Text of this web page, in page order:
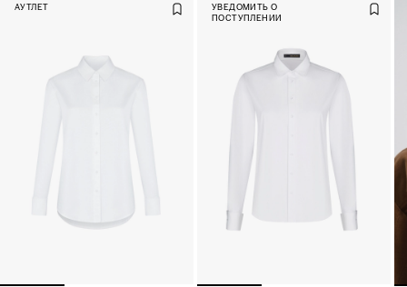
АУТЛЕТ
УВЕДОМИТЬ О
ПОСТУПЛЕНИИ